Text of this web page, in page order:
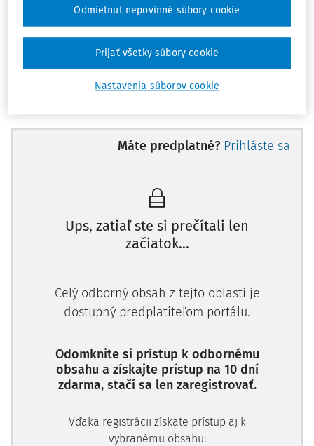
výpovedí spolupracujúcich obvinených, laickou
verejnosťou označovaných aj ako kajúcnikov, v trestnom
konaní. Inštitút spolupracujúceho obvineného má svoje
miesto v slovenskom trestnom procese už dvadsaťjeden
rokov a tvorí dôležitú súčasť trestnej politiky štátu pri
jednoznačnému prínosu v tejto oblasti ide o inštitút ľahko
zneužiteľný, vyžadujúci existenciu efektívnych právnych
skreslených a manipulatívnych výpovedí spolupracujúcich
obvinených za účelom dosiahnutia hmotnoprávnyc
Máte predplatné? Prihláste sa
Ups, zatiaľ ste si prečítali len
začiatok...
Celý odborný obsah z tejto oblasti je
dostupný predplatiteľom portálu.
Odomknite si prístup k odbornému
obsahu a získajte prístup na 10 dní
zdarma, stačí sa len zaregistrovať.
Vďaka registrácii získate prístup aj k
vybranému obsahu:
Nastavenia súborov cookie
Odmietnut nepovinné súbory cookie
Prijať všetky súbory cookie